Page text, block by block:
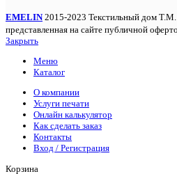
EMELIN 2015-2023 Текстильный дом
представленная на сайте публичной
Закрыть
Меню
Каталог
О компании
Услуги печати
Онлайн калькулятор
Как сделать заказ
Контакты
Вход / Регистрация
Корзина